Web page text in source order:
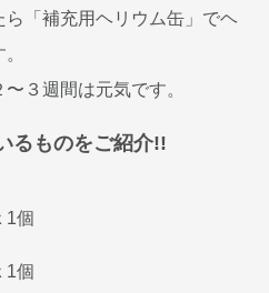
ら「補充用ヘリウム缶」でヘ
３週間は元気です。
るものをご紹介!!
1個
1個